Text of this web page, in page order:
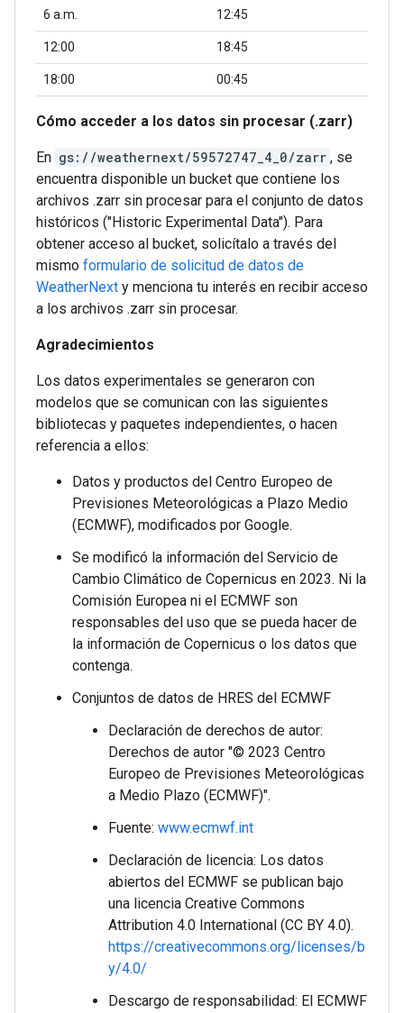
6 a.m. 12:45
12:00 18:45
18:00 00:45
Cómo acceder a los datos sin procesar (.zarr)
En gs://weathernext/59572747_4_0/zarr , se
encuentra disponible un bucket que contiene los
archivos .zarr sin procesar para el conjunto de datos
históricos ("Historic Experimental Data"). Para
obtener acceso al bucket, solicítalo a través del
mismo formulario de solicitud de datos de
WeatherNext y menciona tu interés en recibir acceso
a los archivos .zarr sin procesar.
Agradecimientos
Los datos experimentales se generaron con
modelos que se comunican con las siguientes
bibliotecas y paquetes independientes, o hacen
referencia a ellos:
Datos y productos del Centro Europeo de
Previsiones Meteorológicas a Plazo Medio
(ECMWF), modificados por Google.
Se modificó la información del Servicio de
Cambio Climático de Copernicus en 2023. Ni la
Comisión Europea ni el ECMWF son
responsables del uso que se pueda hacer de
la información de Copernicus o los datos que
contenga.
Conjuntos de datos de HRES del ECMWF
Declaración de derechos de autor:
Derechos de autor "© 2023 Centro
Europeo de Previsiones Meteorológicas
a Medio Plazo (ECMWF)".
Fuente: www.ecmwf.int
Declaración de licencia: Los datos
abiertos del ECMWF se publican bajo
una licencia Creative Commons
Attribution 4.0 International (CC BY 4.0).
https://creativecommons.org/licenses/b
y/4.0/
Descargo de responsabilidad: El ECMWF